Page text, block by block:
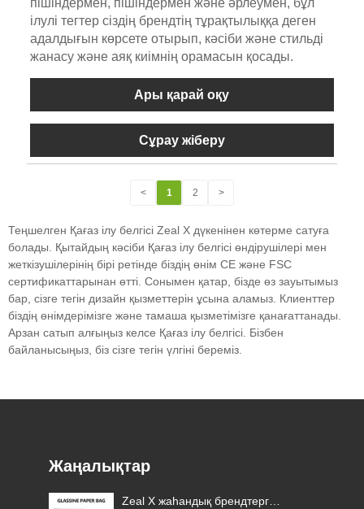
ілулі тегтер сіздің брендтің тұрақтылыққа деген
адалдығын көрсете отырып, кәсіби және стильді
жанасу және аяқ киімнің орамасын қосады.
Ары қарай оқу
Сұрау жіберу
< 1 2 >
Теңшелген Қағаз ілу белгісі Zeal X дүкенінен көтерме сатуға
болады. Қытайдың кәсіби Қағаз ілу белгісі өндірушілері мен
жеткізушілерінің бірі ретінде біздің өнім CE және FSC
сертификаттарынан өтті. Сонымен қатар, бізде өз зауытымыз
бар, сізге тегін дизайн қызметтерін ұсына аламыз. Клиенттер
біздің өнімдерімізге және тамаша қызметімізге қанағаттанады.
Арзан сатып алғыңыз келсе Қағаз ілу белгісі. Бізбен
байланысыңыз, біз сізге тегін үлгіні береміз.
Жаңалықтар
Zeal X жаһандық брендтерге